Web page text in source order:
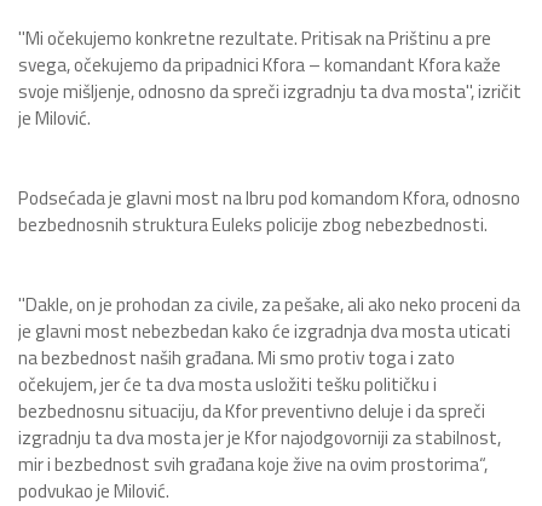
"Mi očekujemo konkretne rezultate. Pritisak na Prištinu a pre
svega, očekujemo da pripadnici Kfora – komandant Kfora kaže
svoje mišljenje, odnosno da spreči izgradnju ta dva mosta", izričit
je Milović.
Podsećada je glavni most na Ibru pod komandom Kfora, odnosno
bezbednosnih struktura Euleks policije zbog nebezbednosti.
"Dakle, on je prohodan za civile, za pešake, ali ako neko proceni da
je glavni most nebezbedan kako će izgradnja dva mosta uticati
na bezbednost naših građana. Mi smo protiv toga i zato
očekujem, jer će ta dva mosta usložiti tešku političku i
bezbednosnu situaciju, da Kfor preventivno deluje i da spreči
izgradnju ta dva mosta jer je Kfor najodgovorniji za stabilnost,
mir i bezbednost svih građana koje žive na ovim prostorima“,
podvukao je Milović.